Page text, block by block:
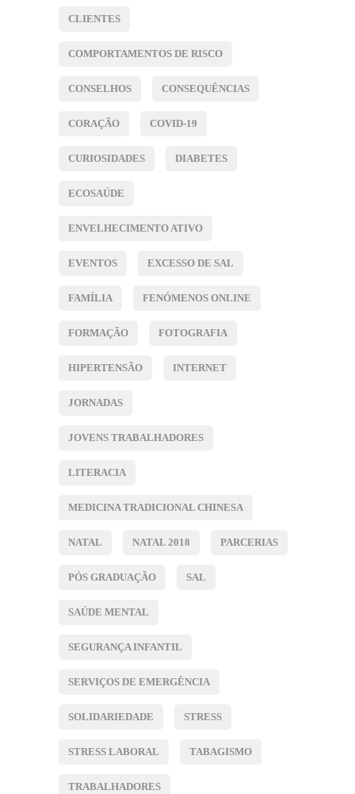
CLIENTES
COMPORTAMENTOS DE RISCO
CONSELHOS CONSEQUÊNCIAS
CORAÇÃO COVID-19
CURIOSIDADES DIABETES
ECOSAÚDE
ENVELHECIMENTO ATIVO
EVENTOS EXCESSO DE SAL
FAMÍLIA FENÓMENOS ONLINE
FORMAÇÃO FOTOGRAFIA
HIPERTENSÃO INTERNET
JORNADAS
JOVENS TRABALHADORES
LITERACIA
MEDICINA TRADICIONAL CHINESA
NATAL NATAL 2018 PARCERIAS
PÓS GRADUAÇÃO SAL
SAÚDE MENTAL
SEGURANÇA INFANTIL
SERVIÇOS DE EMERGÊNCIA
SOLIDARIEDADE STRESS
STRESS LABORAL TABAGISMO
TRABALHADORES